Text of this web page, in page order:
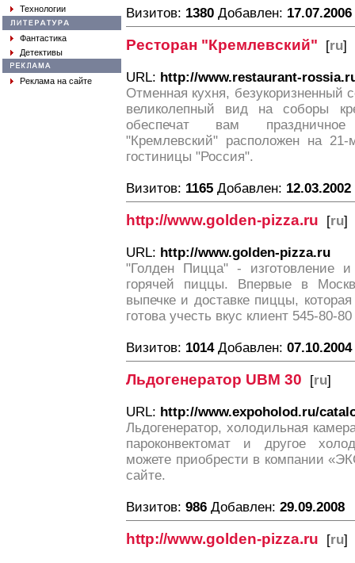
Технологии
Фантастика
Детективы
Реклама на сайте
Визитов: 1380 Добавлен: 17.07.2006
Ресторан "Кремлевский" [ru]
URL: http://www.restaurant-
Отменная кухня, безукоризненный
великолепный вид на соборы
обеспечат вам
"Кремлевский" расположен на
гостиницы "Россия".
Визитов: 1165 Добавлен: 12.03.2002
http://www.golden-pizza.ru [ru]
URL: http://www.golden-pizza.ru
"Голден Пицца" - изготовление
горячей пиццы. Впервые в
выпечке и доставке пиццы,
готова учесть вкус клиент 545-80-80
Визитов: 1014Добавлен: 07.10.2004
Льдогенератор UBM 30 [ru]
URL: http://www.expoholod.ru/
Льдогенератор, холодильная
пароконвектомат и другое
можете приобрести в компании
сайте.
Визитов: 986 Добавлен: 29.09.2008
http://www.golden-pizza.ru [ru]